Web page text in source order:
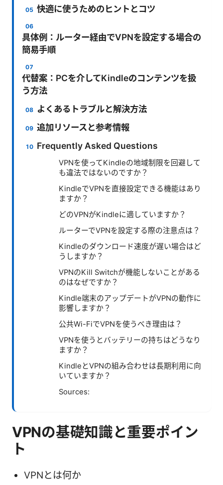
快適に使うためのヒントとコツ
具体例：ルーター経由でVPNを設定する場合の
簡易手順
代替案：PCを介してKindleのコンテンツを扱
う方法
よくあるトラブルと解決方法
追加リソースと参考情報
Frequently Asked Questions
VPNを使ってKindleの地域制限を回避して
も違法ではないのですか？
KindleでVPNを直接設定できる機能はあり
ますか？
どのVPNがKindleに適していますか？
ルーターでVPNを設定する際の注意点は？
Kindleのダウンロード速度が遅い場合はど
うしますか？
VPNのKill Switchが機能しないことがある
のはなぜですか？
Kindle端末のアップデートがVPNの動作に
影響しますか？
公共Wi-FiでVPNを使うべき理由は？
VPNを使うとバッテリーの持ちはどうなり
ますか？
KindleとVPNの組み合わせは長期利用に向
いていますか？
Sources:
VPNの基礎知識と重要ポイン
ト
VPNとは何か